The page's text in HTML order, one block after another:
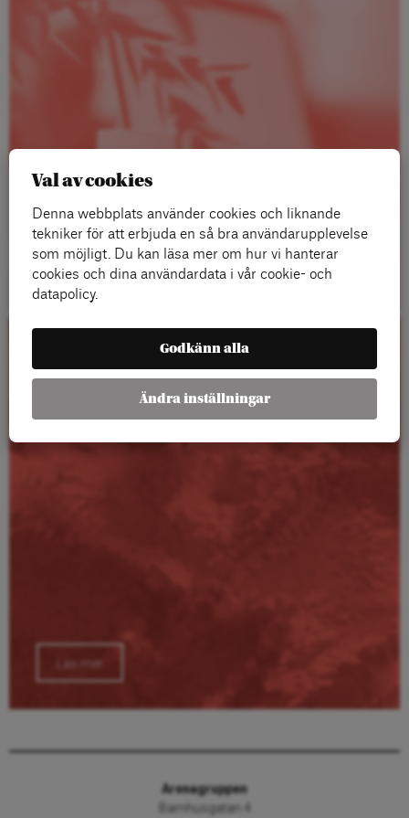
Läs mer
Kalender
Läs mer
Arenagruppen
Barnhusgatan 4
Val av cookies
Denna webbplats använder cookies och liknande
tekniker för att erbjuda en så bra användarupplevelse
som möjligt. Du kan läsa mer om hur vi hanterar
cookies och dina användardata i vår cookie- och
datapolicy.
Godkänn alla
Ändra inställningar